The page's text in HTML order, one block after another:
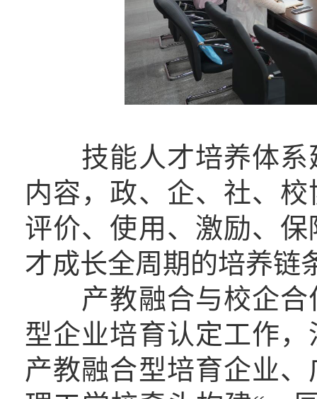
技能人才培养体系
内容，政、企、社、
评价、使用、激励、
才成长全周期的培养链
产教融合与校企合
型企业培育认定工作
产教融合型培育企业